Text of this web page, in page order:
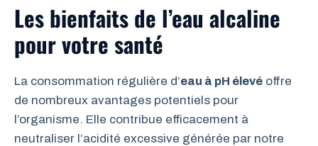
Les bienfaits de l’eau alcaline
pour votre santé
La consommation régulière d’eau à pH élevé offre
de nombreux avantages potentiels pour
l’organisme. Elle contribue efficacement à
neutraliser l’acidité excessive générée par notre